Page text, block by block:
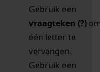
Gebruik een
vraagteken (?)
één letter te
vervangen.
Gebruik een